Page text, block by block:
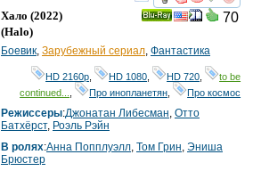
смотреть
70
Хало (2022)
(Halo)
Боевик, Зарубежный сериал, Фантастика
HD 2160р HD 1080 HD 720
to be
continued...
Про инопланетян Про космос
Режиссеры:Джонатан Либесман, Отто
Батхёрст, Роэль Рэйн
В ролях:Анна Попплуэлл, Том Грин, Эниша
Брюстер